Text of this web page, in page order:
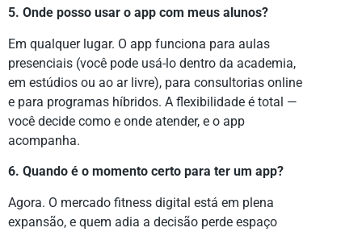
5. Onde posso usar o app com meus alunos?
Em qualquer lugar. O app funciona para aulas
presenciais (você pode usá-lo dentro da academia,
em estúdios ou ao ar livre), para consultorias online
e para programas híbridos. A flexibilidade é total —
você decide como e onde atender, e o app
acompanha.
6. Quando é o momento certo para ter um app?
Agora. O mercado fitness digital está em plena
expansão, e quem adia a decisão perde espaço